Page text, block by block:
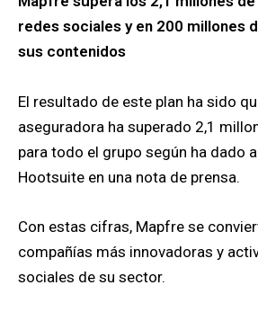
redes sociales y en 200 millones
sus contenidos
El resultado de este plan ha sido
aseguradora ha superado 2,1
para todo el grupo según ha dado
Hootsuite en una nota de prensa.
Con estas cifras, Mapfre se
compañías más innovadoras y
sociales de su sector.